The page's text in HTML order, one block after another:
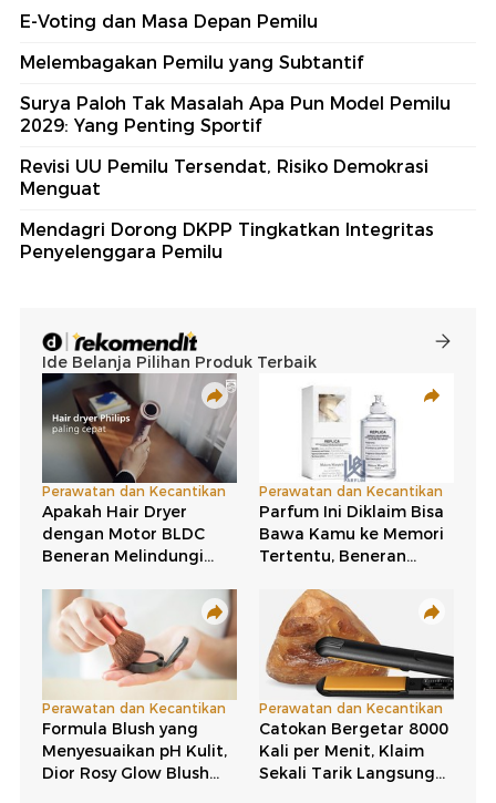
E-Voting dan Masa Depan Pemilu
Melembagakan Pemilu yang Subtantif
Surya Paloh Tak Masalah Apa Pun Model Pemilu
2029: Yang Penting Sportif
Revisi UU Pemilu Tersendat, Risiko Demokrasi
Menguat
Mendagri Dorong DKPP Tingkatkan Integritas
Penyelenggara Pemilu